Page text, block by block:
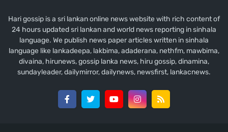
Hari gossip is a sri lankan online news website with rich content of
24 hours updated sri lankan and world news reporting in sinhala
language. We publish news paper articles written in sinhala
language like lankadeepa, lakbima, adaderana, nethfm, mawbima,
divaina, hirunews, gossip lanka news, hiru gossip, dinamina,
sundayleader, dailymirror, dailynews, newsfirst, lankacnews.